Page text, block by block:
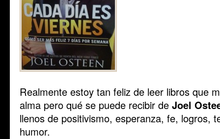
Realmente estoy tan feliz de leer libros que
alma pero qué se puede recibir de Joel
llenos de positivismo, esperanza, fe, logros,
humor.